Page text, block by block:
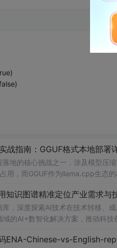
战指南：GGUF格式本地部署
地的核心挑战之一，涉及模型
用，而GGUF作为llama.cpp生态
，在RTX 3090、M2 Pro等受限
知识图谱精准定位产业需求与
，深度探索AI技术在技术转移、
的AI+数智化解决方案，推动科技
ENA-Chinese-vs-English-